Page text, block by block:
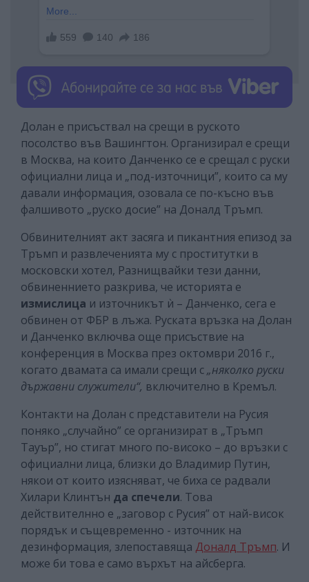
Долан е присъствал на срещи в руското
посолство във Вашингтон. Организирал е срещи
в Москва, на които Данченко се е срещал с руски
официални лица и „под-източници”, които са му
давали информация, озовала се по-късно във
фалшивото „руско досие” на Доналд Тръмп.
Обвинителният акт засяга и пикантния епизод за
Тръмп и развлеченията му с проститутки в
московски хотел, Разнищвайки тези данни,
обвиненнието разкрива, че историята е
измислица и източникът ѝ – Данченко, сега е
обвинен от ФБР в лъжа. Руската връзка на Долан
и Данченко включва още присъствие на
конференция в Москва през октомври 2016 г.,
когато двамата са имали срещи с„няколко руски
държавни служители“, включително в Кремъл.
Контакти на Долан с представители на Русия
поняко „случайно” се организират в „Тръмп
Тауър”, но стигат много по-високо – до връзки с
официални лица, близки до Владимир Путин,
някои от които изясняват, че биха се радвали
Хилари Клинтън да спечели. Това
действителнно е „заговор с Русия” от най-висок
порядък и същевременно - източник на
дезинформация, злепоставяща Доналд Тръмп. И
може би това е само върхът на айсберга.